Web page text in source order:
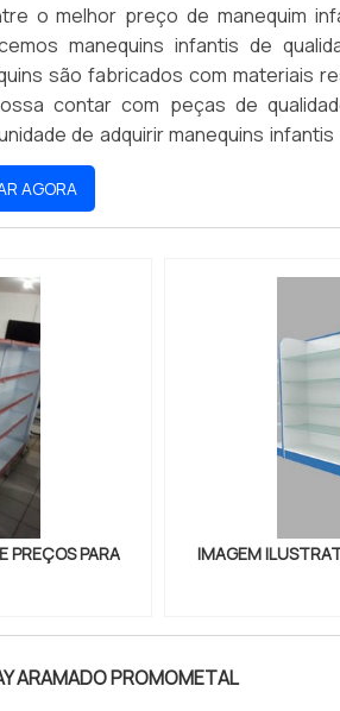
o melhor preço de manequim
manequins infantis de
são fabricados com materiais
contar com peças de
de adquirir manequins
para seus clientes. Aproveite
AGORA
PREÇOS PARA
IMAGEM
ARAMADO PROMOMETAL